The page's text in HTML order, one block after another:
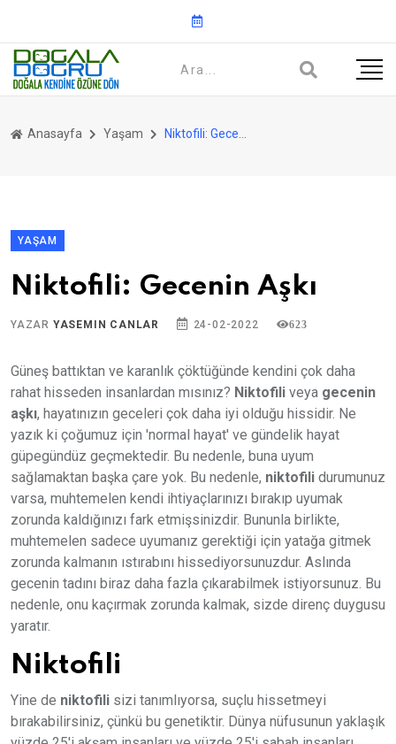
Anasayfa Yaşam
YAŞAM
Niktofili: Gecenin Aşkı
YAZAR YASEMIN CANLAR 24-02-2022 623
Güneş battıktan ve karanlık çöktüğünde kendini çok daha
rahat hisseden insanlardan mısınız? Niktofili veya gecenin
aşkı, hayatınızın geceleri çok daha iyi olduğu hissidir. Ne
yazık ki çoğumuz için 'normal hayat' ve gündelik hayat
güpegündüz geçmektedir. Bu nedenle, buna uyum
sağlamaktan başka çare yok. Bu nedenle, niktofili durumunuz
varsa, muhtemelen kendi ihtiyaçlarınızı bırakıp uyumak
zorunda kaldığınızı fark etmişsinizdir. Bununla birlikte,
muhtemelen sadece uyumanız gerektiği için yatağa gitmek
zorunda kalmanın ıstırabını hissediyorsunuzdur. Aslında
gecenin tadını biraz daha fazla çıkarabilmek istiyorsunuz. Bu
nedenle, onu kaçırmak zorunda kalmak, sizde direnç duygusu
yaratır.
Niktofili
Yine de niktofili sizi tanımlıyorsa, suçlu hissetmeyi
bırakabilirsiniz, çünkü bu genetiktir. Dünya nüfusunun yaklaşık